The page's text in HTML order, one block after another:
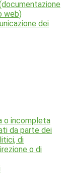
web)
dei
o incompleta
da parte dei
di
o di